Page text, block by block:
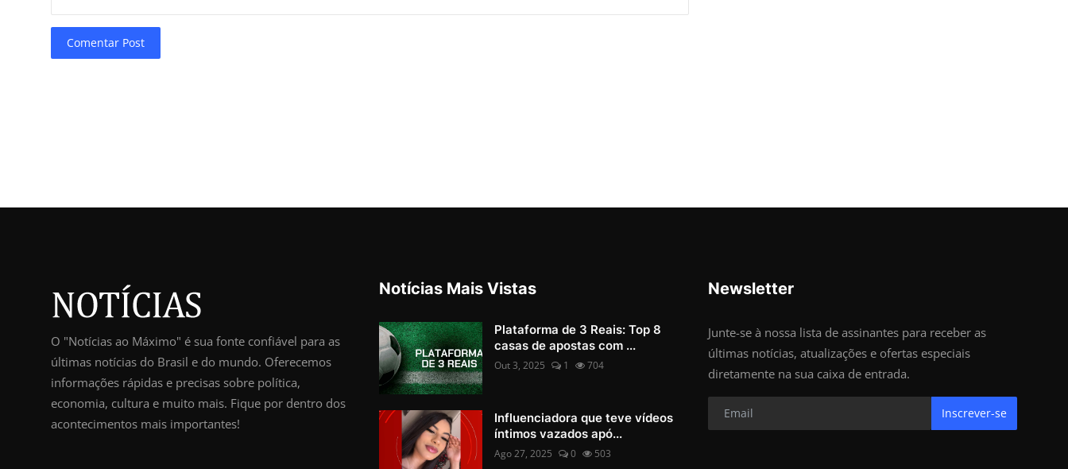
Comentar Post
O "Notícias ao Máximo" é sua fonte confiável para as
últimas notícias do Brasil e do mundo. Oferecemos
informações rápidas e precisas sobre política,
economia, cultura e muito mais. Fique por dentro dos
acontecimentos mais importantes!
Notícias Mais Vistas
Plataforma de 3 Reais: Top 8
casas de apostas com ...
Out 3, 2025 1 704
Influenciadora que teve vídeos
íntimos vazados apó...
Ago 27, 2025 0 503
Newsletter
Junte-se à nossa lista de assinantes para receber as
últimas notícias, atualizações e ofertas especiais
diretamente na sua caixa de entrada.
Inscrever-se